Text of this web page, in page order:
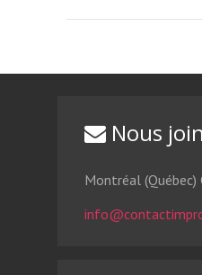
Nous
Montréal (Québec)